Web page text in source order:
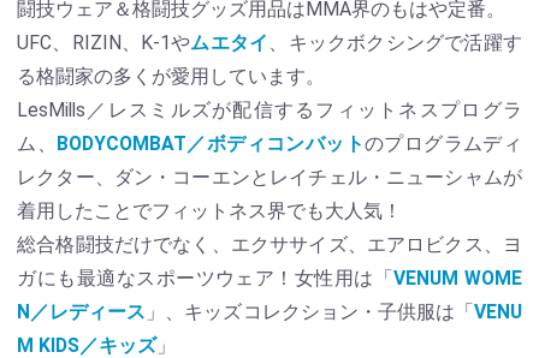
闘技ウェア＆格闘技グッズ用品はMMA界のもはや定番。
UFC、RIZIN、K-1やムエタイ
、キックボクシングで活躍す
る格闘家の多くが愛用しています。
LesMills／レスミルズが配信するフィットネスプログラ
ム、 BODYCOMBAT／ボディコンバットのプログラムディ
レクター、ダン・コーエンとレイチェル・ニューシャムが
着用したことでフィットネス界でも大人気！
総合格闘技だけでなく、エクササイズ、エアロビクス、ヨ
ガにも最適なスポーツウェア！女性用は「VENUM WOME
N／レディース 」、キッズコレクション・子供服は「VENU
M KIDS／キッズ」